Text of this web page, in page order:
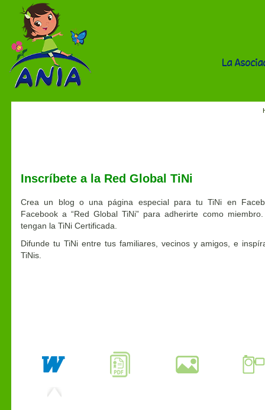
La
Inscríbete a la Red Global TiNi
Crea un blog o una página especial para tu TiNi en
Facebook a “Red Global TiNi” para adherirte como
tengan la TiNi Certificada.
Difunde tu TiNi entre tus familiares, vecinos y amigos, e
TiNis.